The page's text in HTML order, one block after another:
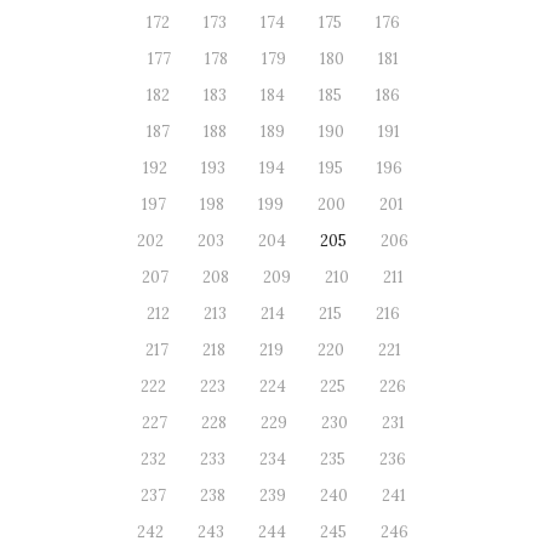
172
173 174 175
176
177
178 179 180
181
182
183 184 185
186
187
188 189 190
191
192
193 194 195
196
197
198 199 200
201
202
203 204 205
206
207
208 209 210
211
212
213 214 215
216
217
218 219 220
221
222
223 224 225
226
227
228 229 230
231
232
233 234 235
236
237
238 239 240
241
242
243 244 245
246